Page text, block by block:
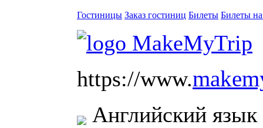
Гостиницы Заказ гостиниц Билеты Билеты
https://www.
Английский язык